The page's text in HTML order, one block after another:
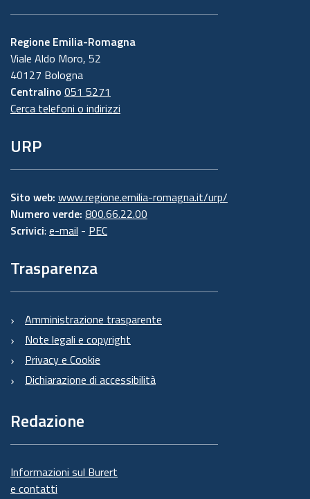
Regione Emilia-Romagna
Viale Aldo Moro, 52
40127 Bologna
Centralino 051 5271
Cerca telefoni o indirizzi
URP
Sito web: www.regione.emilia-romagna.it/urp/
Numero verde: 800.66.22.00
Scrivici: e-mail - PEC
Trasparenza
Amministrazione trasparente
Note legali e copyright
Privacy e Cookie
Dichiarazione di accessibilità
Redazione
Informazioni sul Burert
e contatti